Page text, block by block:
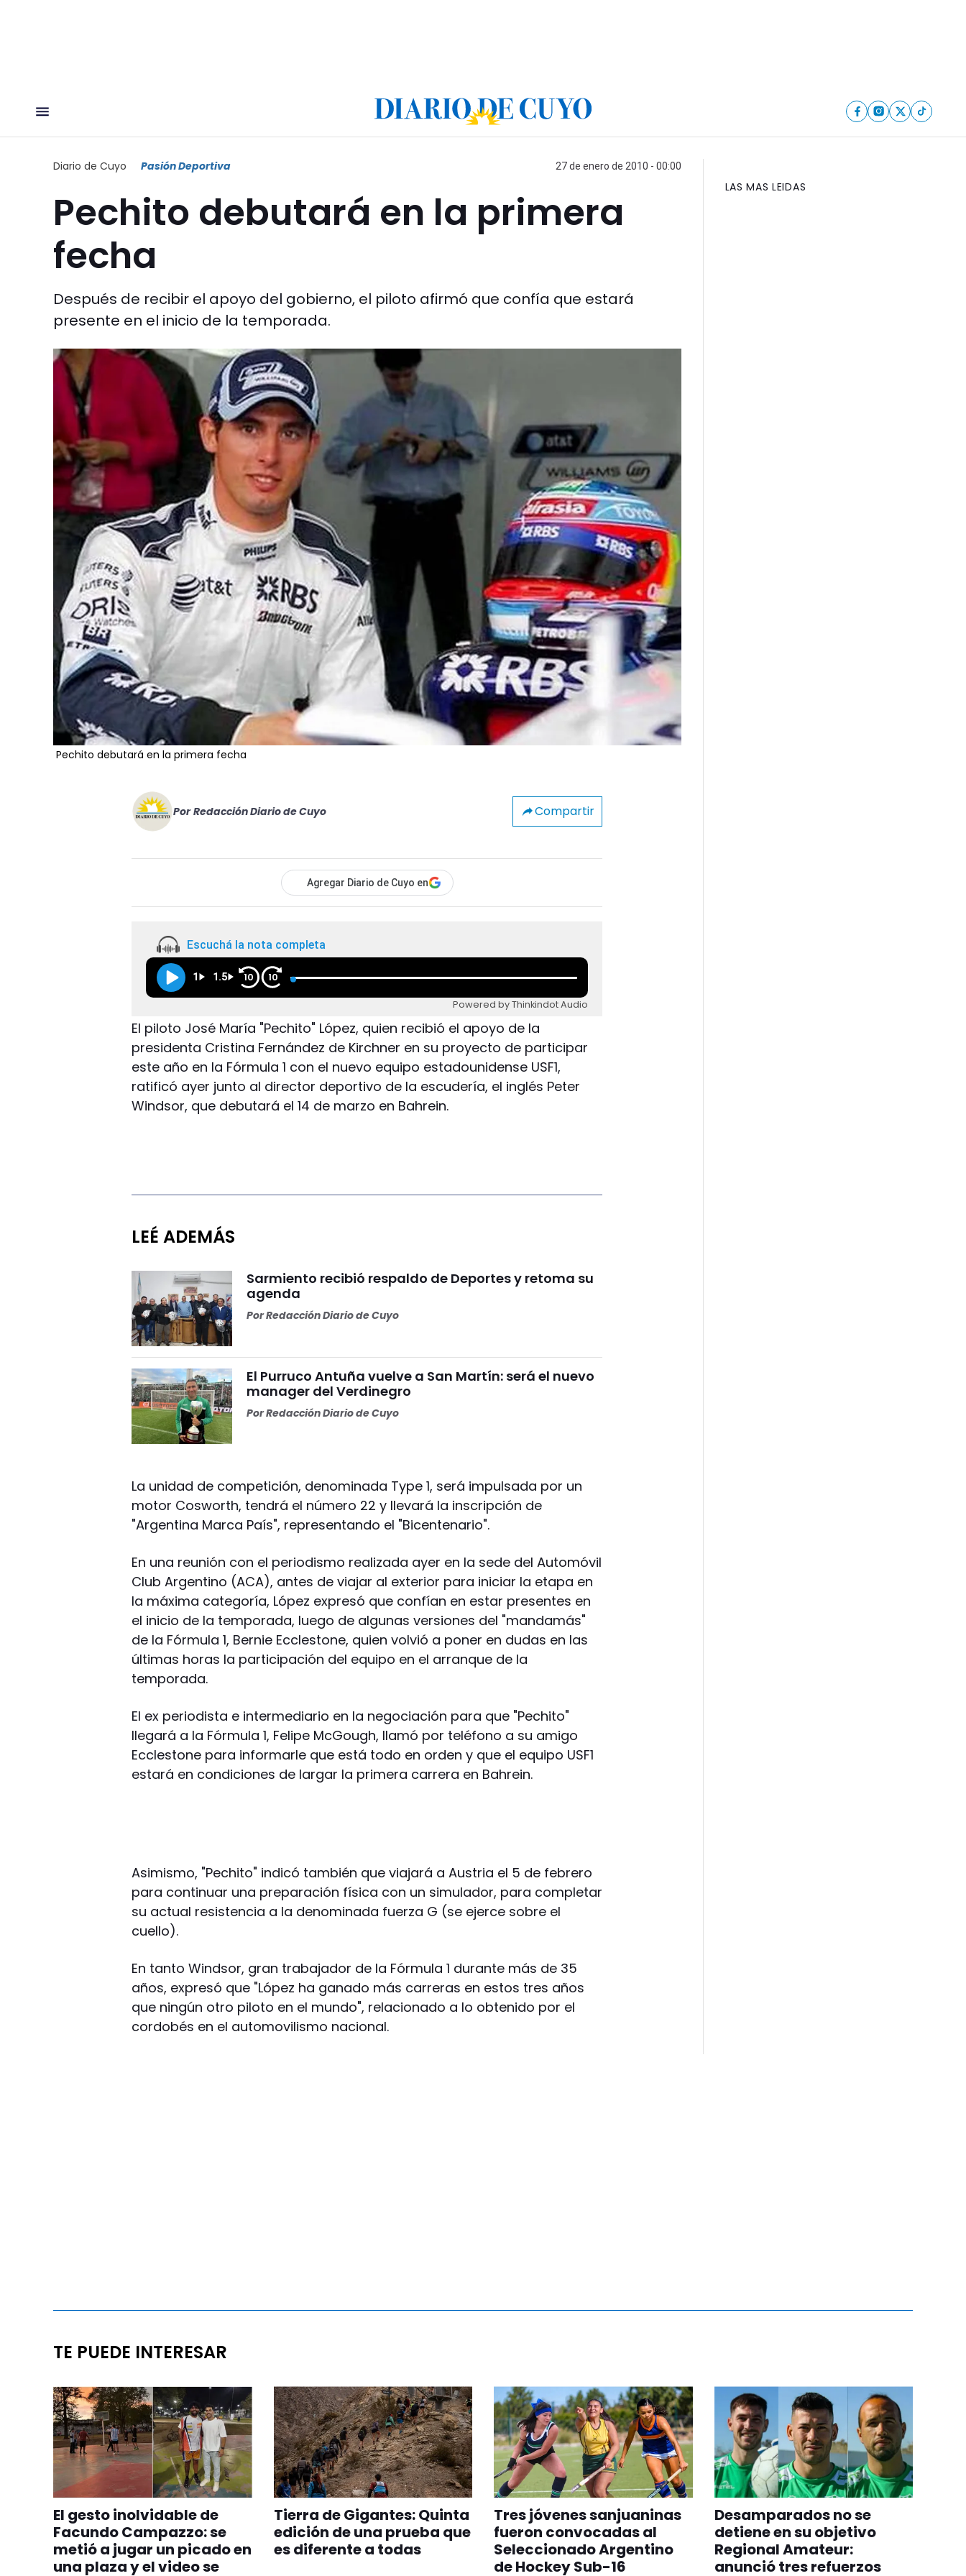
Diario de Cuyo Pasión Deportiva 27 de enero de 2010 - 00:00
Pechito debutará en la primera
fecha
Después de recibir el apoyo del gobierno, el piloto afirmó que confía que estará
presente en el inicio de la temporada.
Pechito debutará en la primera fecha
Por Redacción Diario de Cuyo Compartir
Agregar Diario de Cuyo en
Escuchá la nota completa
1 1.5 10 10
Powered by Thinkindot Audio
El piloto José María "Pechito" López, quien recibió el apoyo de la
presidenta Cristina Fernández de Kirchner en su proyecto de participar
este año en la Fórmula 1 con el nuevo equipo estadounidense USF1,
ratificó ayer junto al director deportivo de la escudería, el inglés Peter
Windsor, que debutará el 14 de marzo en Bahrein.
LEÉ ADEMÁS
Sarmiento recibió respaldo de Deportes y retoma su
agenda
PorRedacción Diario de Cuyo
El Purruco Antuña vuelve a San Martín: será el nuevo
manager del Verdinegro
PorRedacción Diario de Cuyo
La unidad de competición, denominada Type 1, será impulsada por un
motor Cosworth, tendrá el número 22 y llevará la inscripción de
"Argentina Marca País", representando el "Bicentenario".
En una reunión con el periodismo realizada ayer en la sede del Automóvil
Club Argentino (ACA), antes de viajar al exterior para iniciar la etapa en
la máxima categoría, López expresó que confían en estar presentes en
el inicio de la temporada, luego de algunas versiones del "mandamás"
de la Fórmula 1, Bernie Ecclestone, quien volvió a poner en dudas en las
últimas horas la participación del equipo en el arranque de la
temporada.
El ex periodista e intermediario en la negociación para que "Pechito"
llegará a la Fórmula 1, Felipe McGough, llamó por teléfono a su amigo
Ecclestone para informarle que está todo en orden y que el equipo USF1
estará en condiciones de largar la primera carrera en Bahrein.
Asimismo, "Pechito" indicó también que viajará a Austria el 5 de febrero
para continuar una preparación física con un simulador, para completar
su actual resistencia a la denominada fuerza G (se ejerce sobre el
cuello).
En tanto Windsor, gran trabajador de la Fórmula 1 durante más de 35
años, expresó que "López ha ganado más carreras en estos tres años
que ningún otro piloto en el mundo", relacionado a lo obtenido por el
cordobés en el automovilismo nacional.
LAS MAS LEIDAS
TE PUEDE INTERESAR
El gesto inolvidable de
Facundo Campazzo: se
metió a jugar un picado en
una plaza y el video se
Tierra de Gigantes: Quinta
edición de una prueba que
es diferente a todas
Tres jóvenes sanjuaninas
fueron convocadas al
Seleccionado Argentino
de Hockey Sub-16
Desamparados no se
detiene en su objetivo
Regional Amateur:
anunció tres refuerzos